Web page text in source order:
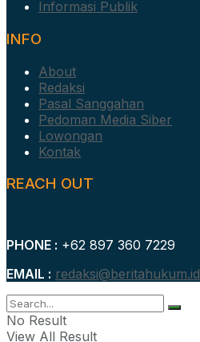
Informasi Publik
INFO
About
Redaksi
Pasal Sanggahan
Pedoman Media Siber
Lowongan
Kontak
REACH OUT
PHONE : +62 897 360 7229
EMAIL : redaksi@beritahukum.id
No Result
View All Result